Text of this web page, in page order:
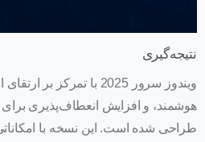
نتیجه‌گیری
ویندوز سرور 2025 با تمرکز
هوشمند، و افزایش انعطاف‌پذیری
طراحی شده است. این نسخه با